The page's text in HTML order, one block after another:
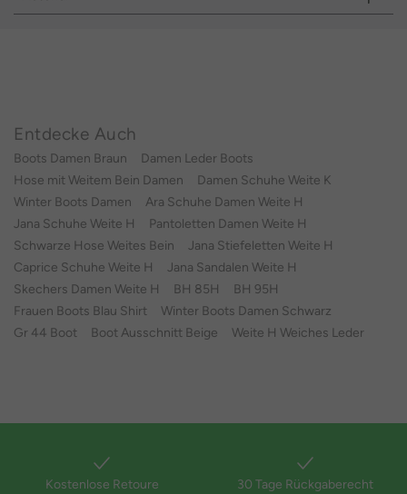
Entdecke Auch
Boots Damen Braun
Damen Leder Boots
Hose mit Weitem Bein Damen
Damen Schuhe Weite K
Winter Boots Damen
Ara Schuhe Damen Weite H
Jana Schuhe Weite H
Pantoletten Damen Weite H
Schwarze Hose Weites Bein
Jana Stiefeletten Weite H
Caprice Schuhe Weite H
Jana Sandalen Weite H
Skechers Damen Weite H
BH 85H
BH 95H
Frauen Boots Blau Shirt
Winter Boots Damen Schwarz
Gr 44 Boot
Boot Ausschnitt Beige Weite H Weiches Leder
Kostenlose Retoure 30 Tage Rückgaberecht